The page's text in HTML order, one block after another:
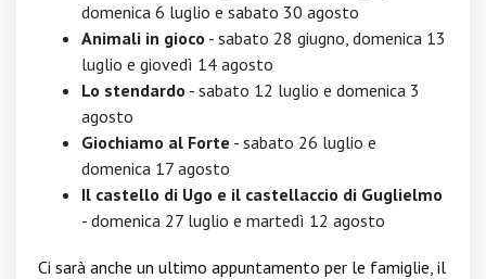
domenica 6 luglio e sabato 30 agosto
Animali in gioco - sabato 28 giugno, domenica 13
luglio e giovedì 14 agosto
Lo stendardo - sabato 12 luglio e domenica 3
agosto
Giochiamo al Forte - sabato 26 luglio e
domenica 17 agosto
Il castello di Ugo e il castellaccio di Guglielmo
- domenica 27 luglio e martedì 12 agosto
Ci sarà anche un ultimo appuntamento per le famiglie, il